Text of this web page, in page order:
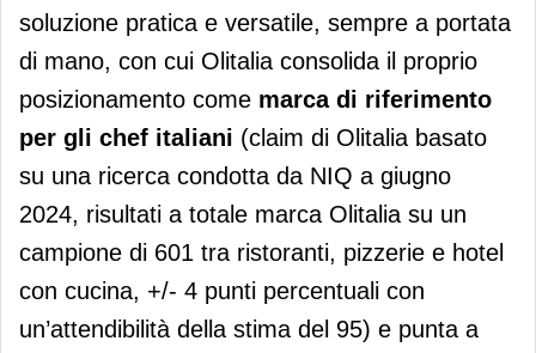
soluzione pratica e versatile, sempre a portata
di mano, con cui Olitalia consolida il proprio
posizionamento come marca di riferimento
per gli chef italiani (claim di Olitalia basato
su una ricerca condotta da NIQ a giugno
2024, risultati a totale marca Olitalia su un
campione di 601 tra ristoranti, pizzerie e hotel
con cucina, +/- 4 punti percentuali con
un’attendibilità della stima del 95) e punta a